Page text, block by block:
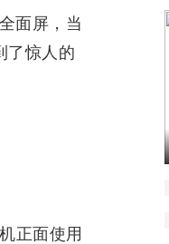
面屏，当
了惊人的
正面使用